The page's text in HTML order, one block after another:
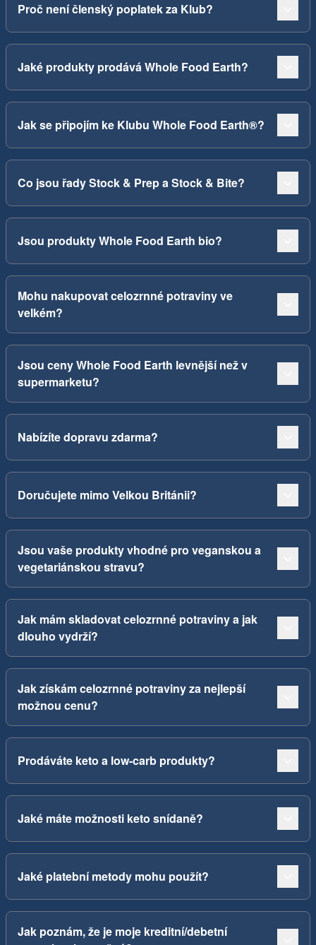
Proč není členský poplatek za Klub?
Jaké produkty prodává Whole Food Earth?
Jak se připojím ke Klubu Whole Food Earth®?
Co jsou řady Stock & Prep a Stock & Bite?
Jsou produkty Whole Food Earth bio?
Mohu nakupovat celozrnné potraviny ve
velkém?
Jsou ceny Whole Food Earth levnější než v
supermarketu?
Nabízíte dopravu zdarma?
Doručujete mimo Velkou Británii?
Jsou vaše produkty vhodné pro veganskou a
vegetariánskou stravu?
Jak mám skladovat celozrnné potraviny a jak
dlouho vydrží?
Jak získám celozrnné potraviny za nejlepší
možnou cenu?
Prodáváte keto a low-carb produkty?
Jaké máte možnosti keto snídaně?
Jaké platební metody mohu použít?
Jak poznám, že je moje kreditní/debetní